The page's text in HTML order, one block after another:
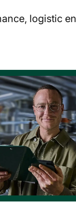
logistic en